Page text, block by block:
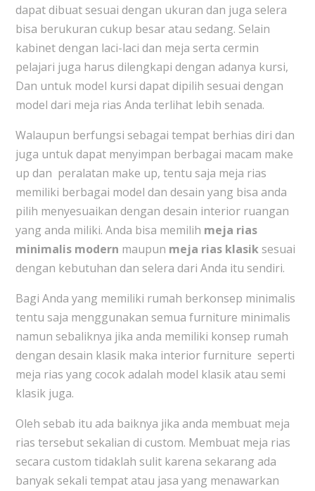
dapat dibuat sesuai dengan ukuran dan juga selera
bisa berukuran cukup besar atau sedang. Selain
kabinet dengan laci-laci dan meja serta cermin
pelajari juga harus dilengkapi dengan adanya kursi,
Dan untuk model kursi dapat dipilih sesuai dengan
model dari meja rias Anda terlihat lebih senada.
Walaupun berfungsi sebagai tempat berhias diri dan
juga untuk dapat menyimpan berbagai macam make
up dan peralatan make up, tentu saja meja rias
memiliki berbagai model dan desain yang bisa anda
pilih menyesuaikan dengan desain interior ruangan
yang anda miliki. Anda bisa memilih meja rias
minimalis modern maupun meja rias klasiksesuai
dengan kebutuhan dan selera dari Anda itu sendiri.
Bagi Anda yang memiliki rumah berkonsep minimalis
tentu saja menggunakan semua furniture minimalis
namun sebaliknya jika anda memiliki konsep rumah
dengan desain klasik maka interior furniture seperti
meja rias yang cocok adalah model klasik atau semi
klasik juga.
Oleh sebab itu ada baiknya jika anda membuat meja
rias tersebut sekalian di custom. Membuat meja rias
secara custom tidaklah sulit karena sekarang ada
banyak sekali tempat atau jasa yang menawarkan